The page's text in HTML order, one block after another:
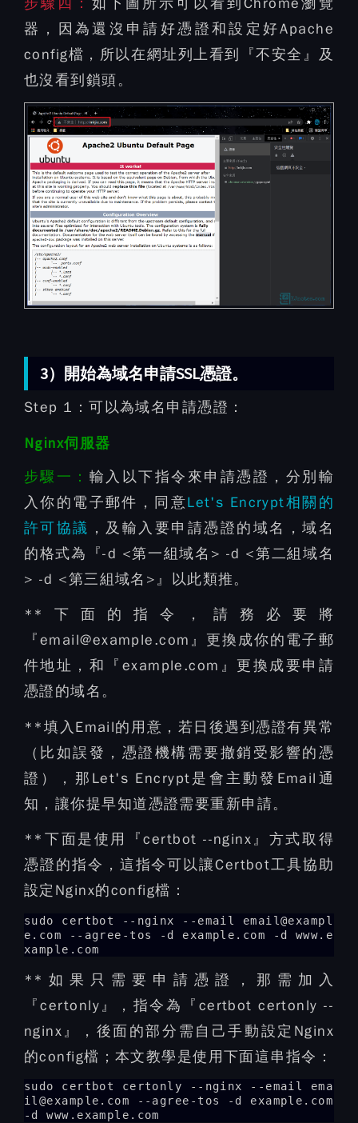
器，因為還沒申請好憑證和設定好Apache
config檔，所以在網址列上看到『不安全』及
也沒看到鎖頭。
3）開始為域名申請SSL憑證。
Step 1：可以為域名申請憑證：
Nginx伺服器
步驟一： 輸入以下指令來申請憑證，分別輸
入你的電子郵件，同意Let's Encrypt相關的
許可協議 ，及輸入要申請憑證的域名，域名
的格式為『-d <第一組域名> -d <第二組域名
> -d <第三組域名>』以此類推。
**下面的指令，請務必要將
『email@example.com』更換成你的電子郵
件地址，和『example.com』更換成要申請
憑證的域名。
**填入Email的用意，若日後遇到憑證有異常
（比如誤發，憑證機構需要撤銷受影響的憑
證），那Let's Encrypt是會主動發Email通
知，讓你提早知道憑證需要重新申請。
**下面是使用『certbot --nginx』方式取得
憑證的指令，這指令可以讓Certbot工具協助
設定Nginx的config檔：
sudo certbot --nginx --email email@exampl
e.com --agree-tos -d example.com -d www.e
xample.com
**如果只需要申請憑證，那需加入
『certonly』，指令為『certbot certonly --
nginx』，後面的部分需自己手動設定Nginx
的config檔；本文教學是使用下面這串指令：
sudo certbot certonly --nginx --email ema
il@example.com --agree-tos -d example.com
-d www.example.com